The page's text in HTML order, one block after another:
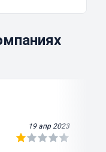
19 апр 2023